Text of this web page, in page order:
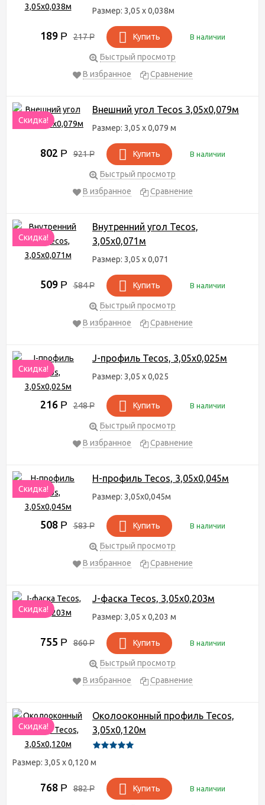
Размер: 3,05 х 0,038м
189 Р 217Р Купить В наличии
Быстрый просмотр
В избранное
Сравнение
Скидка!
Внешний угол Tecos 3,05х0,079м
Размер: 3,05 х 0,079 м
802 Р 921Р Купить В наличии
Быстрый просмотр
В избранное
Сравнение
Скидка!
Внутренний угол Tecos,
3,05х0,071м
Размер: 3,05 х 0,071
509 Р 584Р Купить В наличии
Быстрый просмотр
В избранное
Сравнение
Скидка!
J-профиль Tecos, 3,05х0,025м
Размер: 3,05 х 0,025
216 Р 248Р Купить В наличии
Быстрый просмотр
В избранное
Сравнение
Скидка!
H-профиль Tecos, 3,05х0,045м
Размер: 3,05х0,045м
508 Р 583Р Купить В наличии
Быстрый просмотр
В избранное
Сравнение
Скидка!
J-фаска Tecos, 3,05х0,203м
Размер: 3,05 х 0,203 м
755 Р 860Р Купить В наличии
Быстрый просмотр
В избранное
Сравнение
Скидка!
Околооконный профиль Tecos,
3,05х0,120м
Размер: 3,05 х 0,120 м
768 Р 882Р Купить В наличии